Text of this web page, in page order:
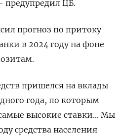
предупредил ЦБ.
прогноз по притоку
в 2024 году на фоне
пришелся на вклады
года, по которым
высокие ставки... Мы
средства населения